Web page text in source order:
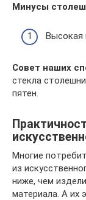
Минусы
Высокая
Совет наших
стекла
пятен.
Многие
из
ниже, чем
материала. А их